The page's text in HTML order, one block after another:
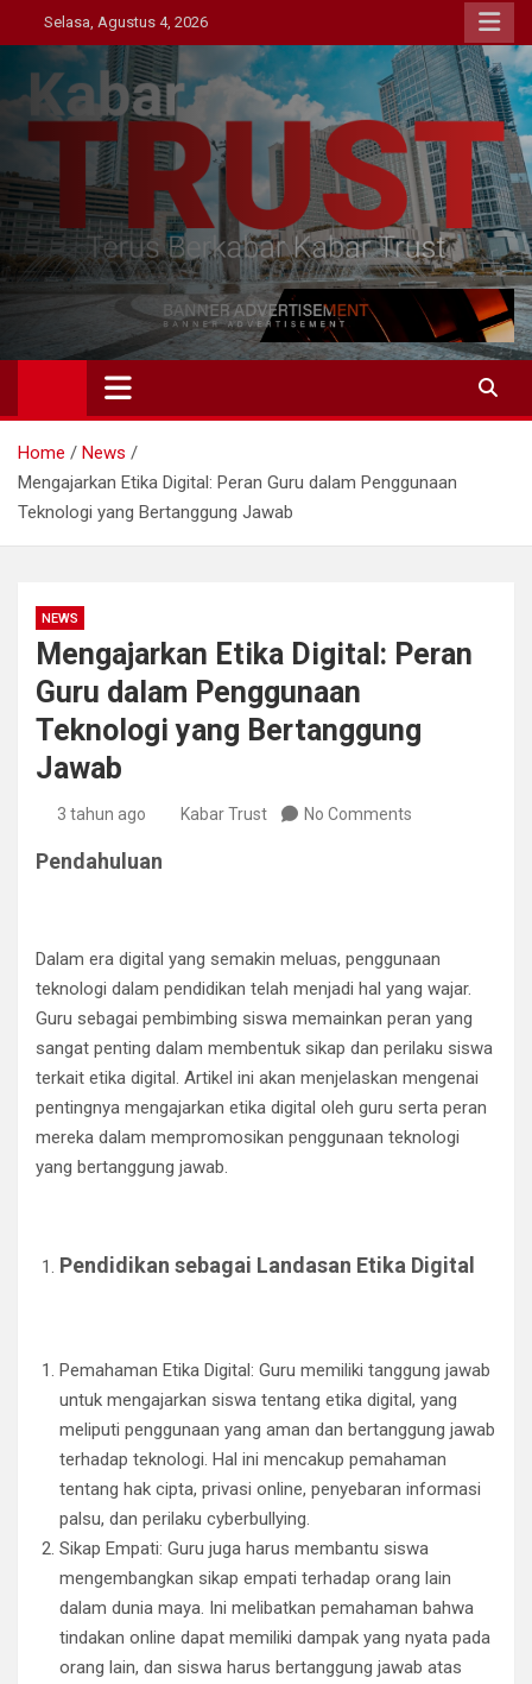
to
content
Selasa, Agustus 4, 2026
Kabar Trust
Terus Berkabar Kabar Trust
Home
News
Mengajarkan Etika Digital: Peran Guru dalam Penggunaan
Teknologi yang Bertanggung Jawab
NEWS
Mengajarkan Etika Digital: Peran
Guru dalam Penggunaan
Teknologi yang Bertanggung
Jawab
3 tahun ago Kabar Trust No Comments
Pendahuluan
Dalam era digital yang semakin meluas, penggunaan
teknologi dalam pendidikan telah menjadi hal yang wajar.
Guru sebagai pembimbing siswa memainkan peran yang
sangat penting dalam membentuk sikap dan perilaku siswa
terkait etika digital. Artikel ini akan menjelaskan mengenai
pentingnya mengajarkan etika digital oleh guru serta peran
mereka dalam mempromosikan penggunaan teknologi
yang bertanggung jawab.
Pendidikan sebagai Landasan Etika Digital
Pemahaman Etika Digital: Guru memiliki tanggung jawab
untuk mengajarkan siswa tentang etika digital, yang
meliputi penggunaan yang aman dan bertanggung jawab
terhadap teknologi. Hal ini mencakup pemahaman
tentang hak cipta, privasi online, penyebaran informasi
palsu, dan perilaku cyberbullying.
Sikap Empati: Guru juga harus membantu siswa
mengembangkan sikap empati terhadap orang lain
dalam dunia maya. Ini melibatkan pemahaman bahwa
tindakan online dapat memiliki dampak yang nyata pada
orang lain, dan siswa harus bertanggung jawab atas